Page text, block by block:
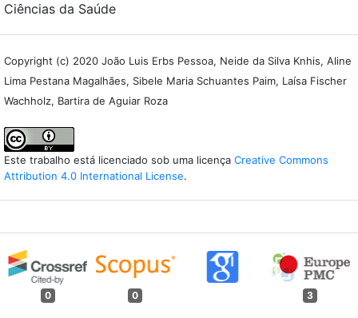
Ciências da Saúde
Copyright (c) 2020 João Luis Erbs Pessoa, Neide da Silva Knhis, Aline
Lima Pestana Magalhães, Sibele Maria Schuantes Paim, Laísa Fischer
Wachholz, Bartira de Aguiar Roza
Este trabalho está licenciado sob uma licença Creative Commons
Attribution 4.0 International License.
0 0 3